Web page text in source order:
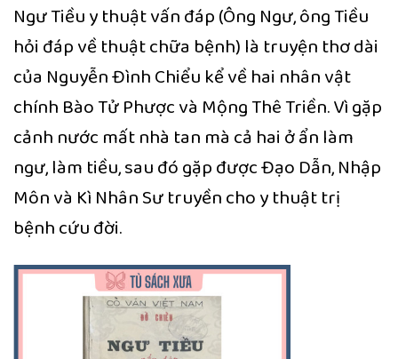
Ngư Tiều y thuật vấn đáp (Ông Ngư, ông Tiều
hỏi đáp về thuật chữa bệnh) là truyện thơ dài
của Nguyễn Đình Chiểu kể về hai nhân vật
chính Bào Tử Phược và Mộng Thê Triền. Vì gặp
cảnh nước mất nhà tan mà cả hai ở ẩn làm
ngư, làm tiều, sau đó gặp được Đạo Dẫn, Nhập
Môn và Kì Nhân Sư truyền cho y thuật trị
bệnh cứu đời.